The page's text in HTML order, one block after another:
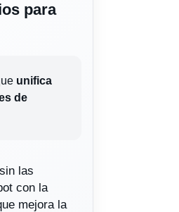
para
unifica
de
las
con la
mejora la